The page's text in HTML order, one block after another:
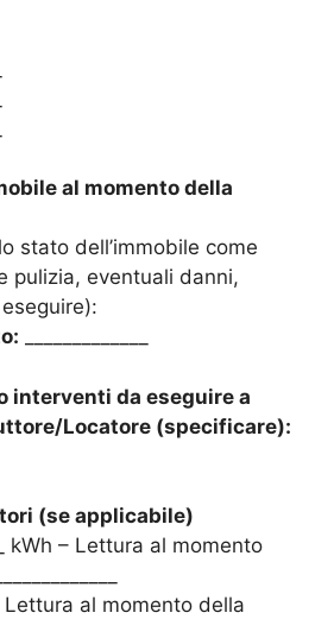
al momento della
stato dell’immobile come
pulizia, eventuali danni,
interventi da eseguire a
Locatore (specificare):
(se applicabile)
kWh – Lettura al momento
Lettura al momento della